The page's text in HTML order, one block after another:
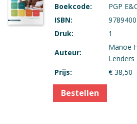
Boekcode:
PGP
ISBN:
Druk:
1
Auteur:
Manoe
Lenders
Prijs:
€ 38,50
Bestellen